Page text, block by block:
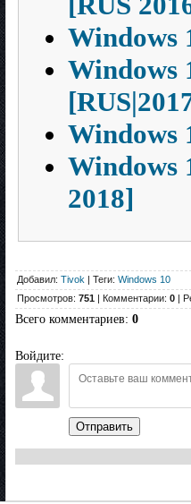
Windows
Windows
Windows
Windows
2018]
Добавил: Tivok | Теги: Windows 10
Просмотров: 751 | Комментарии: 0 |
Всего комментариев: 0
Войдите:
Отправить